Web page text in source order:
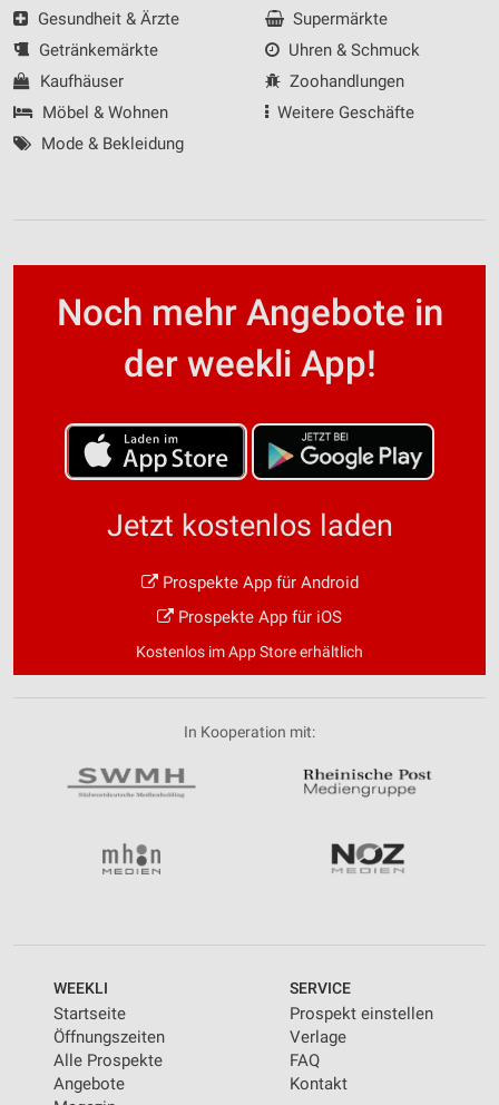
Gesundheit & Ärzte
Getränkemärkte
Kaufhäuser
Möbel & Wohnen
Mode & Bekleidung
Supermärkte
Uhren & Schmuck
Zoohandlungen
Weitere Geschäfte
Noch mehr Angebote in
der weekli App!
Jetzt kostenlos laden
Prospekte App für Android
Prospekte App für iOS
Kostenlos im App Store erhältlich
In Kooperation mit:
WEEKLI
Startseite
Öffnungszeiten
Alle Prospekte
Angebote
SERVICE
Prospekt einstellen
Verlage
FAQ
Kontakt